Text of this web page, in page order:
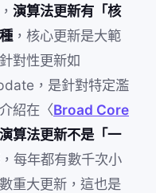
演算法更新有「核
，核心更新是大範
對性更新如
，是針對特定濫
紹在〈Broad Core
演算法更新不是「一
，每年都有數千次小
重大更新，這也是